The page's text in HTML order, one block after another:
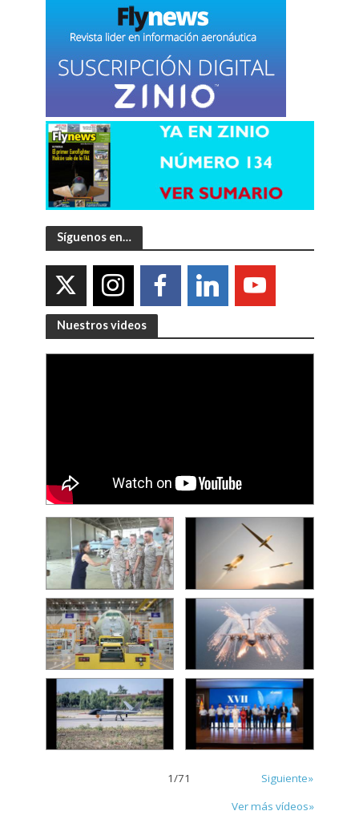
Síguenos en…
Nuestros videos
1/71
Siguiente»
Ver más vídeos»